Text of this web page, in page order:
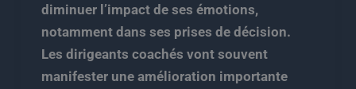
diminuer l’impact de ses émotions,
notamment dans ses prises de décision.
Les dirigeants coachés vont souvent
manifester une amélioration importante